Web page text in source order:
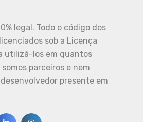
legal. Todo o código dos
sob a Licença
utilizá-los em quantos
parceiros e nem
presente em